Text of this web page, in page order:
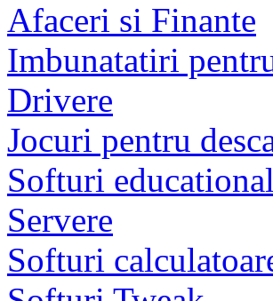
Afaceri si Finante
Imbunatatiri
Drivere
Jocuri pentru
Softuri
Servere
Softuri